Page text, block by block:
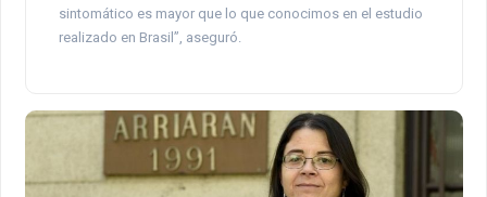
sintomático es mayor que lo que conocimos en el estudio
realizado en Brasil”, aseguró.